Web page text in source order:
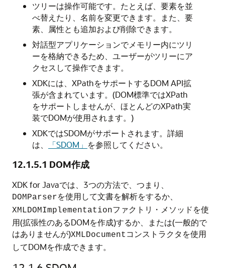
ツリーは操作可能です。たとえば、要素を並
べ替えたり、名前を変更できます。また、要
素、属性とも追加および削除できます。
対話型アプリケーションでメモリー内にツリ
ーを格納できるため、ユーザーがツリーにア
クセスして操作できます。
XDKには、XPathをサポートするDOM API拡
張が含まれています。(DOM標準ではXPath
をサポートしませんが、ほとんどのXPath実
装でDOMが使用されます。)
XDKではSDOMがサポートされます。詳細
は、
「SDOM」 を参照してください。
12.1.5.1 DOM作成
XDK for Javaでは、3つの方法で、つまり、
DOMParserを使用して文書を解析をするか、
XMLDOMImplementationファクトリ・メソッドを使
用(拡張性のあるDOMを作成)するか、または(一般的で
はありませんが)XMLDocument コンストラクタを使用
してDOMを作成できます。